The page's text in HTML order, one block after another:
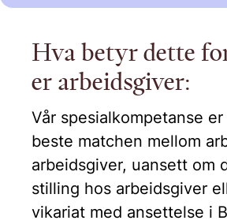
Hva betyr dette
er arbeidsgiver:
Vår spesialkompetanse
beste matchen mellom
arbeidsgiver, uansett om
stilling hos arbeidsgiver
vikariat med ansettelse i